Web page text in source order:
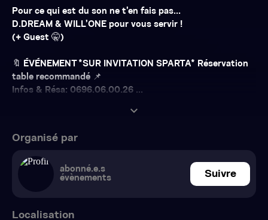
Pour ce qui est du son ne t’en fais pas...
D.DREAM & WILL’ONE pour vous servir !
(+ Guest 🤫)
🔖 ÉVÉNEMENT *SUR INVITATION SPARTA* Réservation
table recommandé 📌
Infos & Résa: 0696.06.00.26 ...
expand_more
Organisé par
abonné.e.s
évènements
Suivre
Localisation